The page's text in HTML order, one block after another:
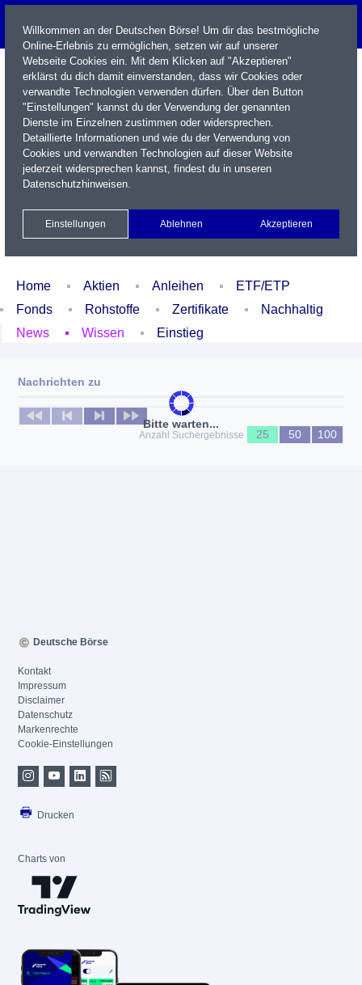
Name / WKN / ISIN / Kürzel
Xetra Realtime
Watchlist Portfolio Login
Home Aktien Anleihen
ETF/ETP
Fonds
Rohstoffe Zertifikate
Nachhaltig
News
Wissen Einstieg
Bitte warten...
Nachrichten zu
Keine News verfügbar
Anzahl Suchergebnisse
25 50 100
Willkommen an der Deutschen Börse! Um dir das bestmögliche
Online-Erlebnis zu ermöglichen, setzen wir auf unserer
Webseite Cookies ein. Mit dem Klicken auf "Akzeptieren"
erklärst du dich damit einverstanden, dass wir Cookies oder
verwandte Technologien verwenden dürfen. Über den Button
"Einstellungen" kannst du der Verwendung der genannten
Dienste im Einzelnen zustimmen oder widersprechen.
Detaillierte Informationen und wie du der Verwendung von
Cookies und verwandten Technologien auf dieser Website
jederzeit widersprechen kannst, findest du in unseren
Datenschutzhinweisen.
Einstellungen Ablehnen Akzeptieren
Deutsche Börse
Kontakt
Impressum
Disclaimer
Datenschutz
Markenrechte
Cookie-Einstellungen
Drucken
Charts von